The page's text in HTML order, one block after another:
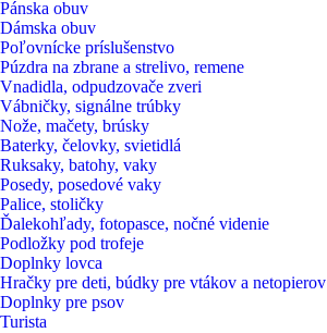
Pánska obuv
Dámska obuv
Poľovnícke príslušenstvo
Púzdra na zbrane a strelivo, remene
Vnadidla, odpudzovače zveri
Vábničky, signálne trúbky
Nože, mačety, brúsky
Baterky, čelovky, svietidlá
Ruksaky, batohy, vaky
Posedy, posedové vaky
Palice, stoličky
Ďalekohľady, fotopasce, nočné videnie
Podložky pod trofeje
Doplnky lovca
Hračky pre deti, búdky pre vtákov a netopierov
Doplnky pre psov
Turista